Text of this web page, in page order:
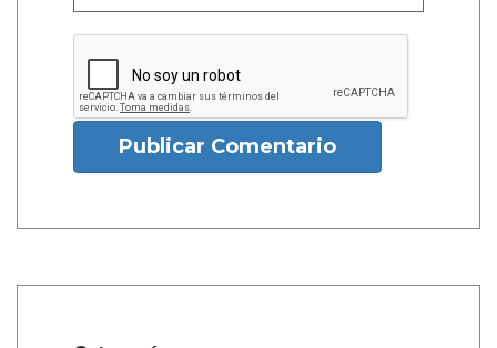
Publicar Comentario